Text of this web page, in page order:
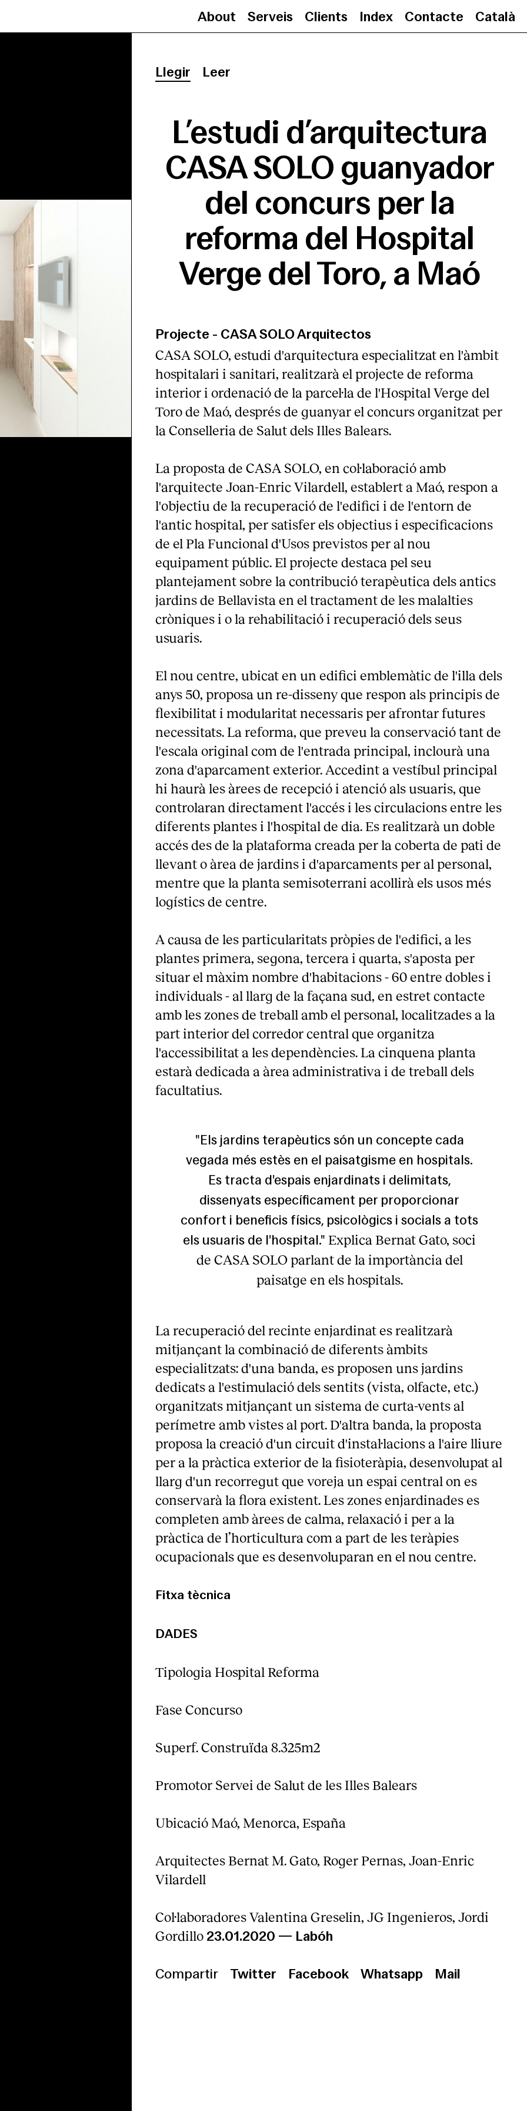
About Serveis Clients Index Contacte Català
Llegir
Leer
L’estudi d’arquitectura
CASA SOLO guanyador
del concurs per la
reforma del Hospital
Verge del Toro, a Maó
Projecte - CASA SOLO Arquitectos
CASA SOLO, estudi d'arquitectura especialitzat en l'àmbit
hospitalari i sanitari, realitzarà el projecte de reforma
interior i ordenació de la parcel·la de l'Hospital Verge del
Toro de Maó, després de guanyar el concurs organitzat per
la Conselleria de Salut dels Illes Balears.
La proposta de CASA SOLO, en col·laboració amb
l'arquitecte Joan-Enric Vilardell, establert a Maó, respon a
l'objectiu de la recuperació de l'edifici i de l'entorn de
l'antic hospital, per satisfer els objectius i especificacions
de el Pla Funcional d'Usos previstos per al nou
equipament públic. El projecte destaca pel seu
plantejament sobre la contribució terapèutica dels antics
jardins de Bellavista en el tractament de les malalties
cròniques i o la rehabilitació i recuperació dels seus
usuaris.
El nou centre, ubicat en un edifici emblemàtic de l'illa dels
anys 50, proposa un re-disseny que respon als principis de
flexibilitat i modularitat necessaris per afrontar futures
necessitats. La reforma, que preveu la conservació tant de
l'escala original com de l'entrada principal, inclourà una
zona d'aparcament exterior. Accedint a vestíbul principal
hi haurà les àrees de recepció i atenció als usuaris, que
controlaran directament l'accés i les circulacions entre les
diferents plantes i l'hospital de dia. Es realitzarà un doble
accés des de la plataforma creada per la coberta de pati de
llevant o àrea de jardins i d'aparcaments per al personal,
mentre que la planta semisoterrani acollirà els usos més
logístics de centre.
A causa de les particularitats pròpies de l'edifici, a les
plantes primera, segona, tercera i quarta, s'aposta per
situar el màxim nombre d'habitacions - 60 entre dobles i
individuals - al llarg de la façana sud, en estret contacte
amb les zones de treball amb el personal, localitzades a la
part interior del corredor central que organitza
l'accessibilitat a les dependències. La cinquena planta
estarà dedicada a àrea administrativa i de treball dels
facultatius.
"Els jardins terapèutics són un concepte cada
vegada més estès en el paisatgisme en hospitals.
Es tracta d'espais enjardinats i delimitats,
dissenyats específicament per proporcionar
confort i beneficis físics, psicològics i socials a tots
els usuaris de l'hospital." Explica Bernat Gato, soci
de CASA SOLO parlant de la importància del
paisatge en els hospitals.
La recuperació del recinte enjardinat es realitzarà
mitjançant la combinació de diferents àmbits
especialitzats: d'una banda, es proposen uns jardins
dedicats a l'estimulació dels sentits (vista, olfacte, etc.)
organitzats mitjançant un sistema de curta-vents al
perímetre amb vistes al port. D'altra banda, la proposta
proposa la creació d'un circuit d'instal·lacions a l'aire lliure
per a la pràctica exterior de la fisioteràpia, desenvolupat al
llarg d'un recorregut que voreja un espai central on es
conservarà la flora existent. Les zones enjardinades es
completen amb àrees de calma, relaxació i per a la
pràctica de l’horticultura com a part de les teràpies
ocupacionals que es desenvoluparan en el nou centre.
Fitxa tècnica
DADES
Tipologia Hospital Reforma
Fase Concurso
Superf. Construïda 8.325m2
Promotor Servei de Salut de les Illes Balears
Ubicació Maó, Menorca, España
Arquitectes Bernat M. Gato, Roger Pernas, Joan-Enric
Vilardell
Col·laboradores Valentina Greselin, JG Ingenieros, Jordi
Gordillo 23.01.2020 — Labóh
Compartir Twitter Facebook Whatsapp Mail